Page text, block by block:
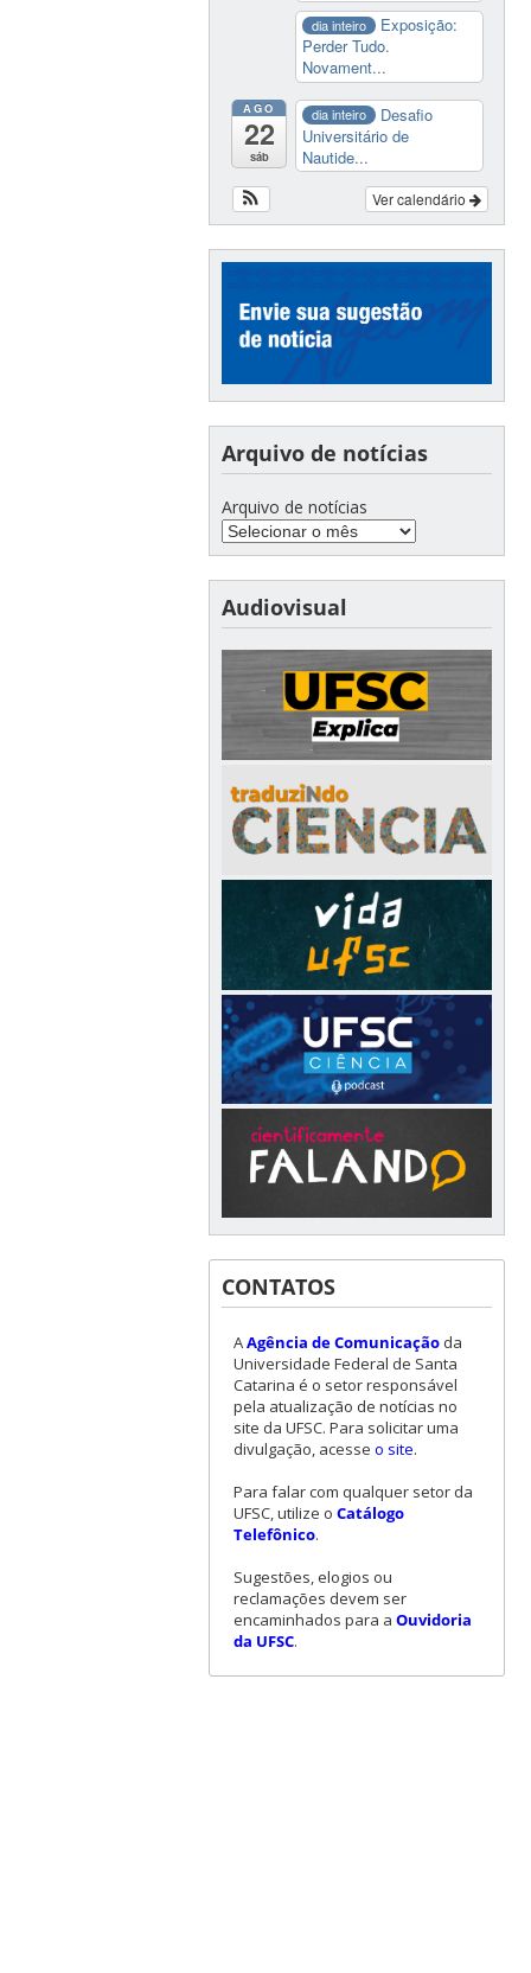
dia inteiro
Exposição:
Perder Tudo.
Novament...
AGO
22
sáb
dia inteiro
Desafio
Universitário de
Nautide...
Ver calendário
Arquivo de notícias
Arquivo de notícias
Audiovisual
CONTATOS
AAgência de Comunicaçãoda
Universidade Federal de Santa
Catarina é o setor responsável
pela atualização de notícias no
site da UFSC. Para solicitar uma
divulgação, acesse o site.
Para falar com qualquer setor da
UFSC, utilize o Catálogo
Telefônico.
Sugestões, elogios ou
reclamações devem ser
encaminhados para a Ouvidoria
da UFSC.